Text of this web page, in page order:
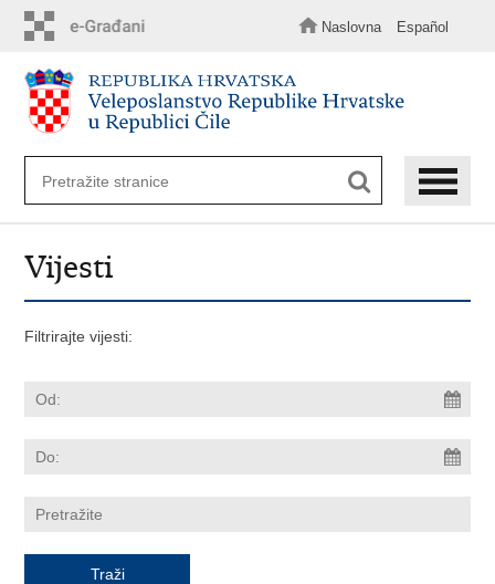
sadržaj
Naslovna Español
Vijesti
Filtrirajte vijesti: